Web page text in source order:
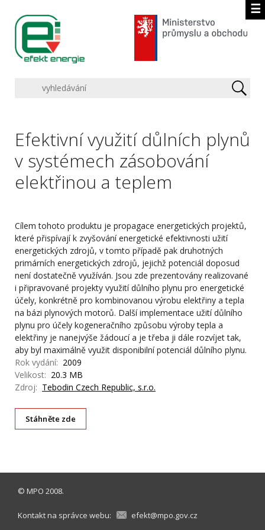
☰
Efektivní využití důlních plynů
v systémech zásobování
elektřinou a teplem
Cílem tohoto produktu je propagace energetických projektů,
které přispívají k zvyšování energetické efektivnosti užití
energetických zdrojů, v tomto případě pak druhotných
primárních energetických zdrojů, jejichž potenciál doposud
není dostatečně využíván. Jsou zde prezentovány realizované
i připravované projekty využití důlního plynu pro energetické
účely, konkrétně pro kombinovanou výrobu elektřiny a tepla
na bázi plynových motorů. Další implementace užití důlního
plynu pro účely kogeneračního způsobu výroby tepla a
elektřiny je nanejvýše žádoucí a je třeba ji dále rozvíjet tak,
aby byl maximálně využit disponibilní potenciál důlního plynu.
Rok vydání: 2009
Velikost: 20.3 MB
Zdroj: Tebodin Czech Republic, s.r.o.
Stáhněte zde
© MPO 2008.
Kontakt na správce webu: efekt@mpo.gov.cz